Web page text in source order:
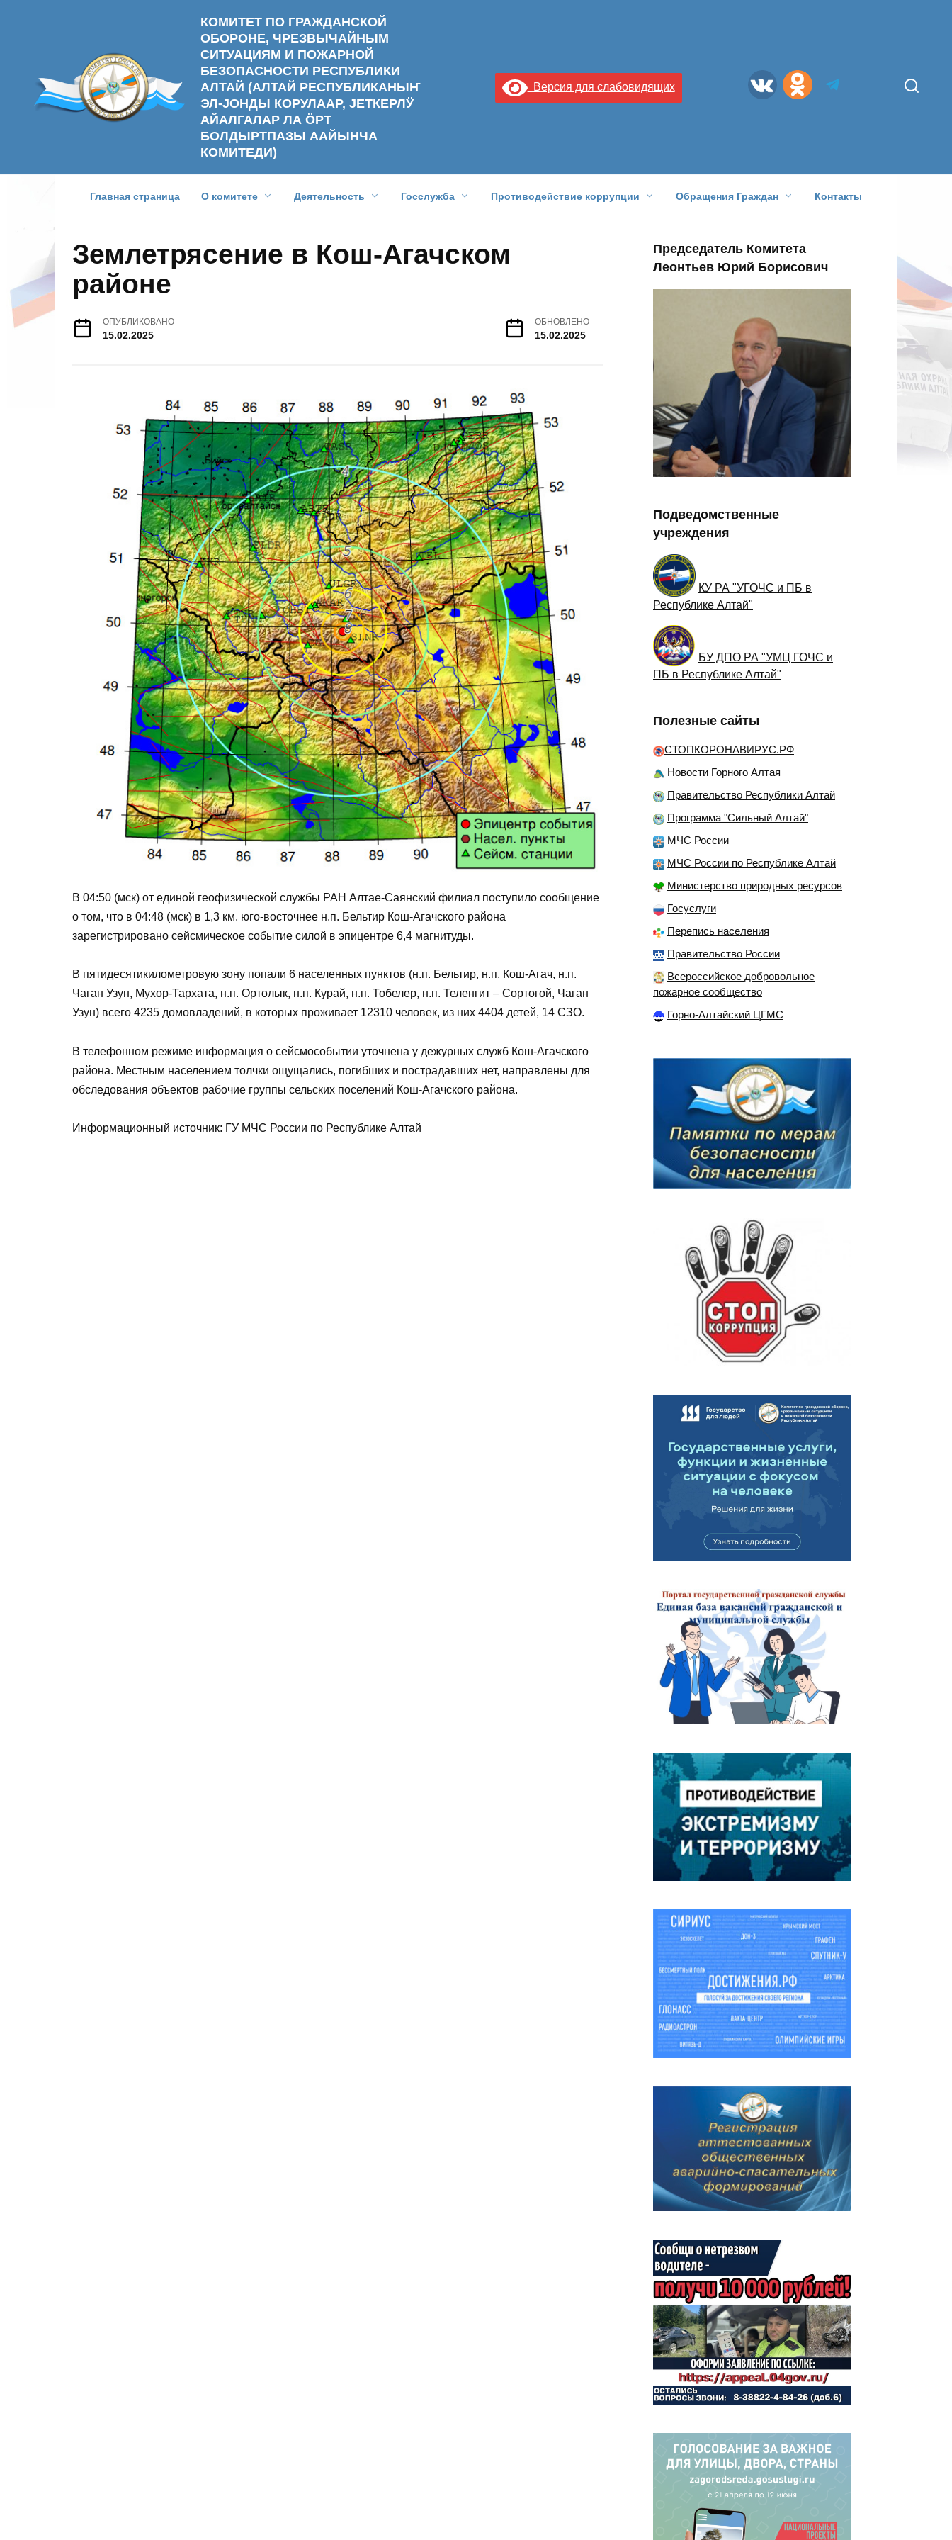
КОМИТЕТ ПО ГРАЖДАНСКОЙ
ОБОРОНЕ, ЧРЕЗВЫЧАЙНЫМ
СИТУАЦИЯМ И ПОЖАРНОЙ
БЕЗОПАСНОСТИ РЕСПУБЛИКИ
АЛТАЙ (АЛТАЙ РЕСПУБЛИКАНЫҤ
ЭЛ-ЈОНДЫ КОРУЛААР, ЈЕТКЕРЛӰ
АЙАЛГАЛАР ЛА ӦРТ
БОЛДЫРТПАЗЫ ААЙЫНЧА
КОМИТЕДИ)
Версия для слабовидящих
Главная страница О комитете Деятельность Госслужба Противодействие коррупции Обращения Граждан Контакты
Землетрясение в Кош-Агачском
районе
ОПУБЛИКОВАНО
15.02.2025
ОБНОВЛЕНО
15.02.2025
В 04:50 (мск) от единой геофизической службы РАН Алтае-Саянский филиал поступило сообщение
о том, что в 04:48 (мск) в 1,3 км. юго-восточнее н.п. Бельтир Кош-Агачского района
зарегистрировано сейсмическое событие силой в эпицентре 6,4 магнитуды.
В пятидесятикилометровую зону попали 6 населенных пунктов (н.п. Бельтир, н.п. Кош-Агач, н.п.
Чаган Узун, Мухор-Тархата, н.п. Ортолык, н.п. Курай, н.п. Тобелер, н.п. Теленгит – Сортогой, Чаган
Узун) всего 4235 домовладений, в которых проживает 12310 человек, из них 4404 детей, 14 СЗО.
В телефонном режиме информация о сейсмособытии уточнена у дежурных служб Кош-Агачского
района. Местным населением толчки ощущались, погибших и пострадавших нет, направлены для
обследования объектов рабочие группы сельских поселений Кош-Агачского района.
Информационный источник: ГУ МЧС России по Республике Алтай
Председатель Комитета
Леонтьев Юрий Борисович
Подведомственные
учреждения
КУ РА "УГОЧС и ПБ в
Республике Алтай"
БУ ДПО РА "УМЦ ГОЧС и
ПБ в Республике Алтай"
Полезные сайты
СТОПКОРОНАВИРУС.РФ
Новости Горного Алтая
Правительство Республики Алтай
Программа "Сильный Алтай"
МЧС России
МЧС России по Республике Алтай
Министерство природных ресурсов
Госуслуги
Перепись населения
Правительство России
Всероссийское добровольное
пожарное сообщество
Горно-Алтайский ЦГМС